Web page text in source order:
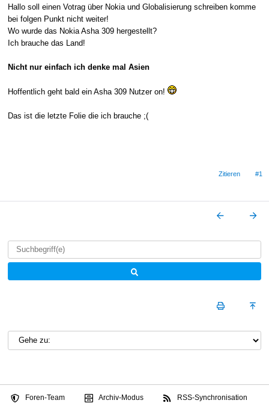
Hallo soll einen Votrag über Nokia und Globalisierung schreiben komme
bei folgen Punkt nicht weiter!
Wo wurde das Nokia Asha 309 hergestellt?
Ich brauche das Land!
Nicht nur einfach ich denke mal Asien
Hoffentlich geht bald ein Asha 309 Nutzer on!
Das ist die letzte Folie die ich brauche ;(
Zitieren #1
Foren-Team Archiv-Modus RSS-Synchronisation